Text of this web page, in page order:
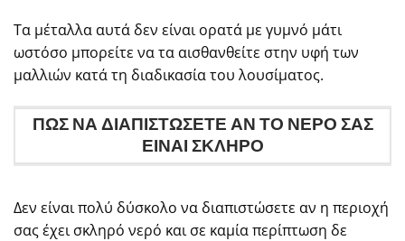
Τα μέταλλα αυτά δεν είναι ορατά με γυμνό μάτι
ωστόσο μπορείτε να τα αισθανθείτε στην υφή των
μαλλιών κατά τη διαδικασία του λουσίματος.
ΠΩΣ ΝΑ ΔΙΑΠΙΣΤΩΣΕΤΕ ΑΝ ΤΟ ΝΕΡΟ ΣΑΣ
ΕΙΝΑΙ ΣΚΛΗΡΟ
Δεν είναι πολύ δύσκολο να διαπιστώσετε αν η περιοχή
σας έχει σκληρό νερό και σε καμία περίπτωση δε